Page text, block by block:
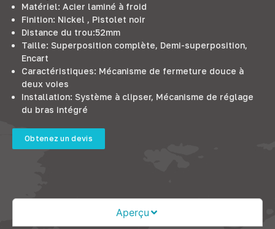
Matériel: Acier laminé à froid
Finition: Nickel , Pistolet noir
Distance du trou:52mm
Taille: Superposition complète, Demi-superposition,
Encart
Caractéristiques: Mécanisme de fermeture douce à
deux voies
Installation: Système à clipser, Mécanisme de réglage
du bras intégré
Obtenez un devis
Aperçu